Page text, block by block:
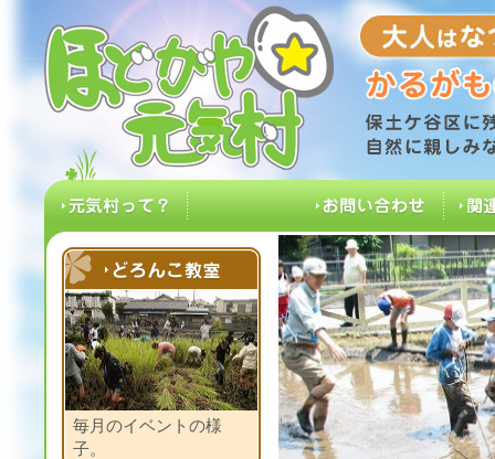
ほどがや☆元気村
大人はなつ
保土ケ谷区に残る
元気村って？ お問い合わせ 関
どろんこ教室
毎月のイベントの様
子。